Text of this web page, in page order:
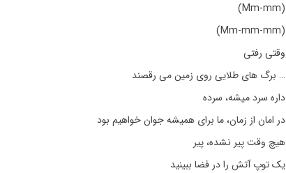
(Mm-mm)
(Mm-mm-mm)
وقتی رفتی
… برگ های طلایی روی زمین می رقصند
داره سرد میشه، سرده
در امان از زمان، ما برای همیشه جوان خواهیم بود
هیچ وقت پیر نشده، پیر
یک توپ آتش را در فضا ببینید